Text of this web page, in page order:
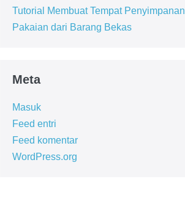
Tutorial Membuat Tempat Penyimpanan
Pakaian dari Barang Bekas
Meta
Masuk
Feed entri
Feed komentar
WordPress.org